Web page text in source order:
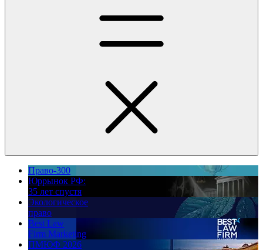
Право-300
Юррынок РФ:
35 лет спустя
Экологическое
право
Best Law
Firm Marketing
ПМЮФ 2026